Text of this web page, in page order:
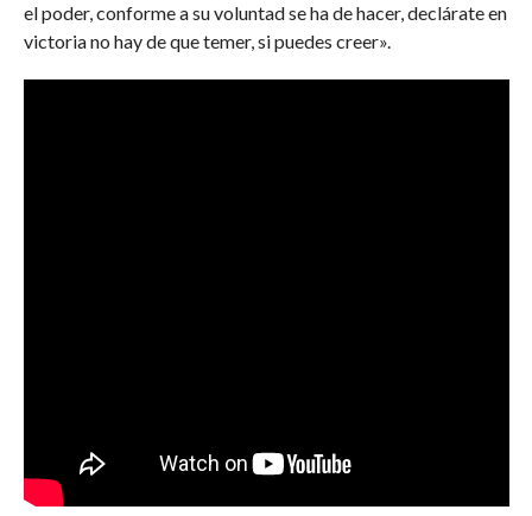
el poder, conforme a su voluntad se ha de hacer, declárate en
victoria no hay de que temer, si puedes creer».